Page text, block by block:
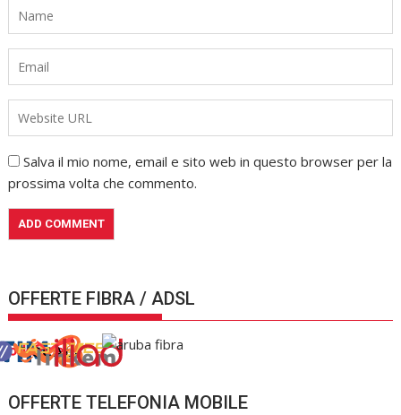
Salva il mio nome, email e sito web in questo browser per la
prossima volta che commento.
OFFERTE FIBRA / ADSL
OFFERTE TELEFONIA MOBILE